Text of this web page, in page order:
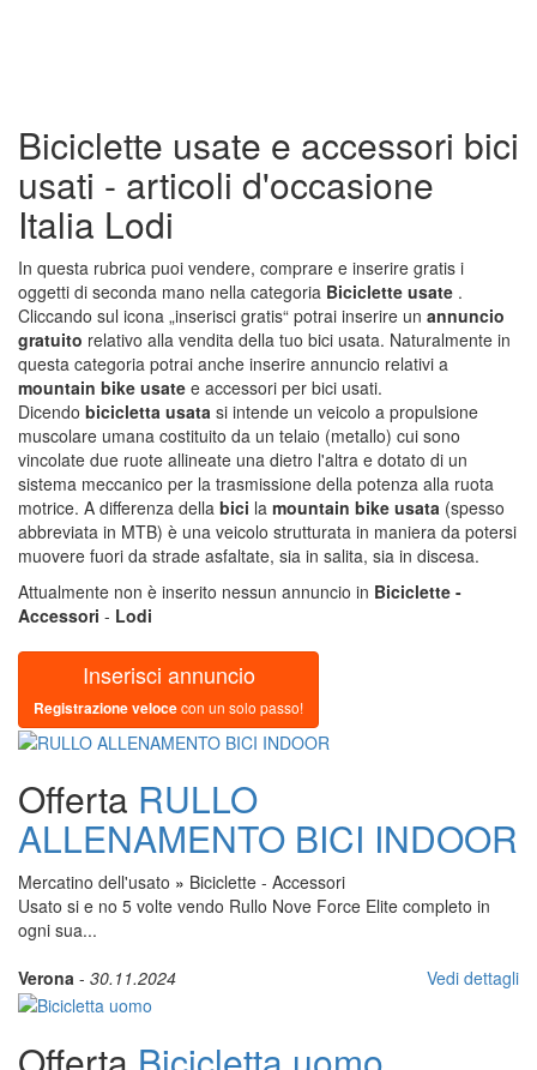
Biciclette usate e accessori bici
usati - articoli d'occasione
Italia Lodi
In questa rubrica puoi vendere, comprare e inserire gratis i
oggetti di seconda mano nella categoria Biciclette usate .
Cliccando sul icona „inserisci gratis“ potrai inserire un annuncio
gratuito relativo alla vendita della tuo bici usata. Naturalmente in
questa categoria potrai anche inserire annuncio relativi a
mountain bike usate e accessori per bici usati.
Dicendo bicicletta usata si intende un veicolo a propulsione
muscolare umana costituito da un telaio (metallo) cui sono
vincolate due ruote allineate una dietro l'altra e dotato di un
sistema meccanico per la trasmissione della potenza alla ruota
motrice. A differenza della bici la mountain bike usata (spesso
abbreviata in MTB) è una veicolo strutturata in maniera da potersi
muovere fuori da strade asfaltate, sia in salita, sia in discesa.
Attualmente non è inserito nessun annuncio in Biciclette -
Accessori - Lodi
Inserisci annuncio
Registrazione velocecon un solo passo!
Offerta RULLO
ALLENAMENTO BICI INDOOR
Mercatino dell'usato » Biciclette - Accessori
Usato si e no 5 volte vendo Rullo Nove Force Elite completo in
ogni sua...
Verona - 30.11.2024 Vedi dettagli